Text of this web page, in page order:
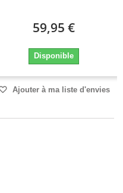
59,95 €
Disponible
Ajouter à ma liste d'envies